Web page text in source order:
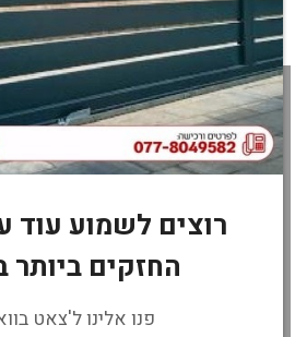
מעוניינים ב7/TOONA 4/5? מלאו פרטים בטופס
או חייגו עכשיו:
רוצים לשמוע עוד
החזקים ביותר
פנו אלינו ל'צאט